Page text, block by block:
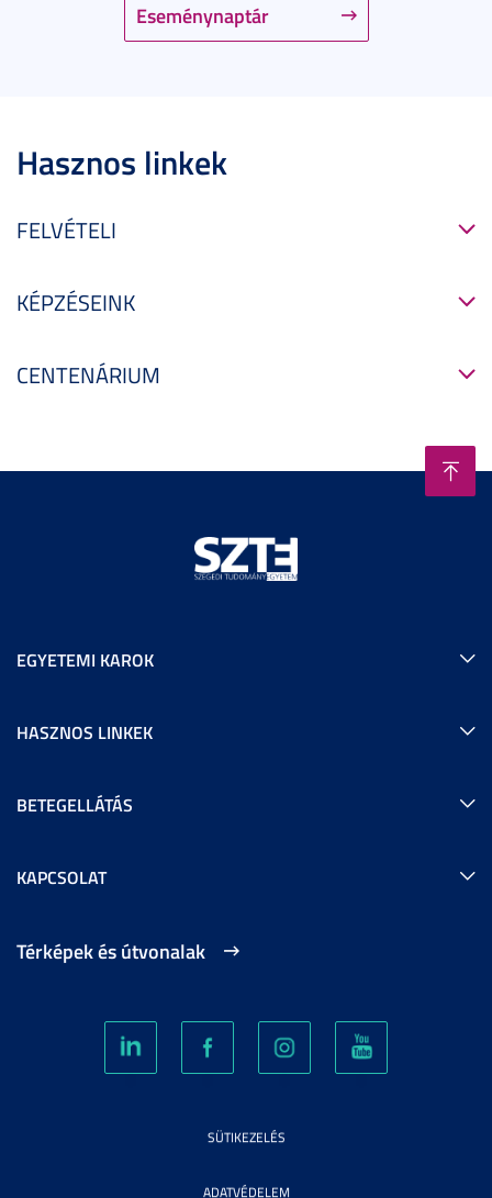
Eseménynaptár
Hasznos linkek
FELVÉTELI
KÉPZÉSEINK
CENTENÁRIUM
EGYETEMI KAROK
HASZNOS LINKEK
BETEGELLÁTÁS
KAPCSOLAT
Térképek és útvonalak
SÜTIKEZELÉS
ADATVÉDELEM